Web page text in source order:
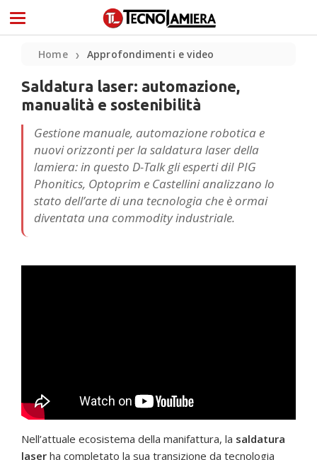
Home ❯ Approfondimenti e video
Saldatura laser: automazione,
manualità e sostenibilità
Gestione manuale, automazione robotica e
nuovi orizzonti per la saldatura laser della
lamiera: in questo D-Talk gli esperti diI PIG
Phonitics, Optoprim e Castellini analizzano lo
stato dell’arte di una tecnologia che è ormai
diventata una commodity industriale.
Nell’attuale ecosistema della manifattura, la saldatura
laser ha completato la sua transizione da tecnologia